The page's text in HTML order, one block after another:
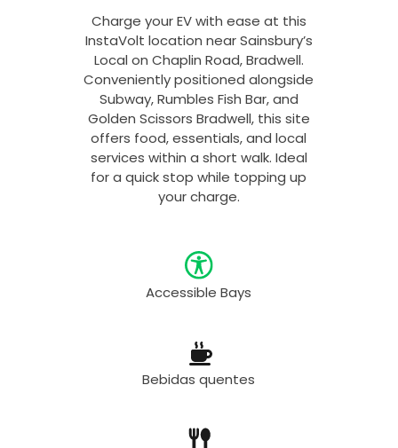
Charge your EV with ease at this
InstaVolt location near Sainsbury’s
Local on Chaplin Road, Bradwell.
Conveniently positioned alongside
Subway, Rumbles Fish Bar, and
Golden Scissors Bradwell, this site
offers food, essentials, and local
services within a short walk. Ideal
for a quick stop while topping up
your charge.
Accessible Bays
Bebidas quentes